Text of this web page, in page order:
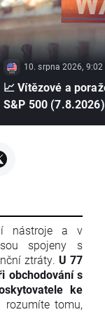
10. srpna 2026, 9:02
📈 Vítězové a
S&P 500 (7.8.2026)
nástroje a v
spojeny s
ztráty. U 77
obchodování s
ke
tomu,